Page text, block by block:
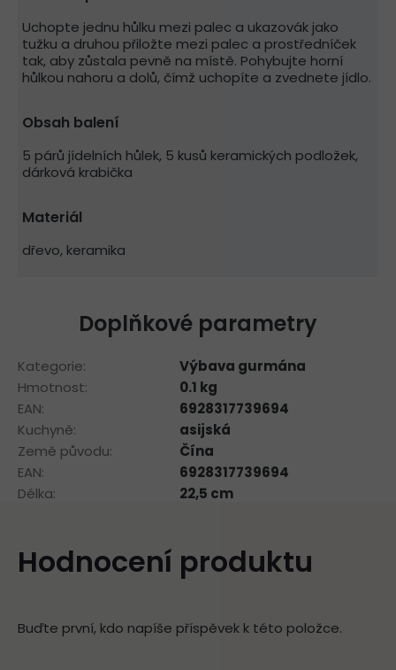
Uchopte jednu hůlku mezi palec a ukazovák jako
tužku a druhou přiložte mezi palec a prostředníček
tak, aby zůstala pevně na místě. Pohybujte horní
hůlkou nahoru a dolů, čímž uchopíte a zvednete jídlo.
Obsah balení
5 párů jídelních hůlek, 5 kusů keramických podložek,
dárková krabička
Materiál
dřevo, keramika
Doplňkové parametry
Kategorie:
Výbava gurmána
Hmotnost:
0.1 kg
EAN:
6928317739694
Kuchyně:
asijská
Země původu:
Čína
EAN:
6928317739694
Délka: 22,5 cm
Hodnocení produktu
Buďte první, kdo napíše příspěvek k této položce.